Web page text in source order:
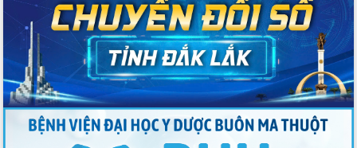
Bệnh án điện tử thúc đẩy chuyển đổi
số y tế tại Đắk Lắk
Chuyển đổi số thư viện: Mở rộng
không gian tri thức trong thời đại số
Đánh giá, rút kinh nghiệm công tác tổ
chức diễn tập trước ngày bầu cử
Chương trình “Gặp gỡ hữu nghị –
Friendship Meeting New Year 2026”